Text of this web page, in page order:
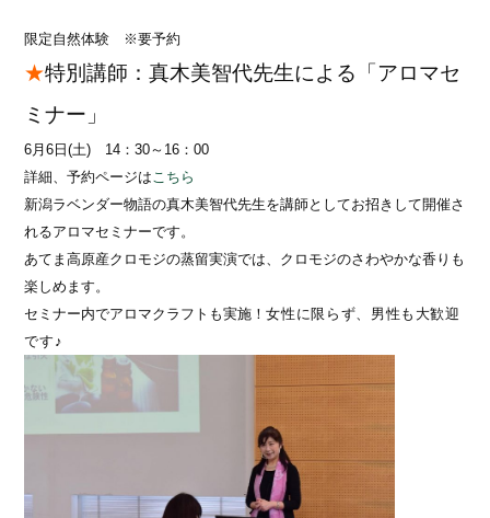
限定自然体験 ※要予約
★特別講師：真木美智代先生による「アロマセ
ミナー」
6月6日(土) 14：30～16：00
詳細、予約ページは こちら
新潟ラベンダー物語の真木美智代先生を講師としてお招きして開催さ
れるアロマセミナーです。
あてま高原産クロモジの蒸留実演では、クロモジのさわやかな香りも
楽しめます。
セミナー内でアロマクラフトも実施！女性に限らず、男性も大歓迎
です♪